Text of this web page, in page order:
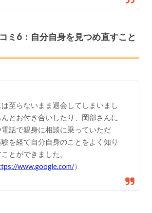
ミ6：自分自身を見つめ直すこと
至らないまま退会してしまいまし
とお付き合いしたり、岡部さんに
話で親身に相談に乗っていただ
を経て自分自身のことをよく知り
とができました。
www.google.com/）